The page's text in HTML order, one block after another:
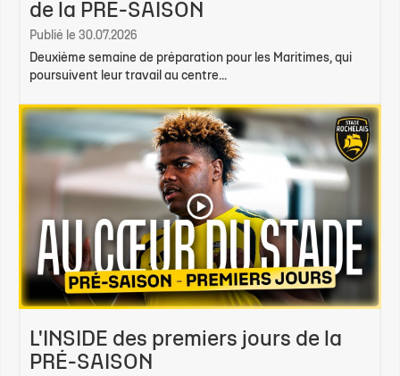
de la PRÉ-SAISON
Publié le 30.07.2026
Deuxième semaine de préparation pour les Maritimes, qui
poursuivent leur travail au centre...
L'INSIDE des premiers jours de la
PRÉ-SAISON